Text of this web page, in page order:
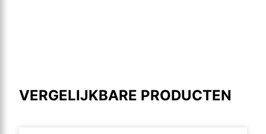
VERGELIJKBARE PRODUCTEN